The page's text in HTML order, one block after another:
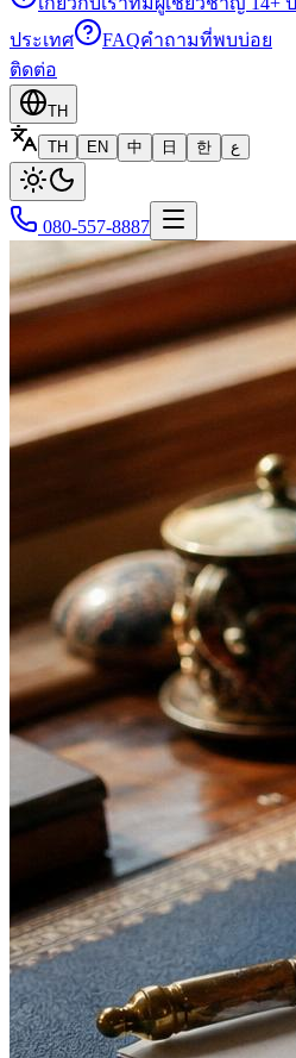
ประเทศ
FAQคำถามที่พบบ่อย
ติดต่อ
TH
TH
EN 中 日 한 ع
080-557-8887